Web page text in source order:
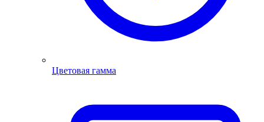
Цветовая гамма